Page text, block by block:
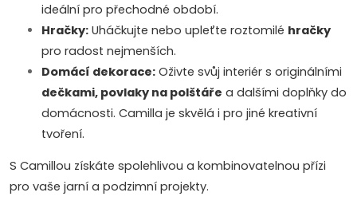
ideální pro přechodné období.
Hračky: Uháčkujte nebo upleťte roztomilé hračky
pro radost nejmenších.
Domácí dekorace: Oživte svůj interiér s originálními
dečkami, povlaky na polštáře a dalšími doplňky do
domácnosti. Camilla je skvělá i pro jiné kreativní
tvoření.
S Camillou získáte spolehlivou a kombinovatelnou přízi
pro vaše jarní a podzimní projekty.